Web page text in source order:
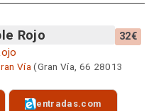
Rojo 32€
Vía (Gran Vía, 66 28013
entradas.com